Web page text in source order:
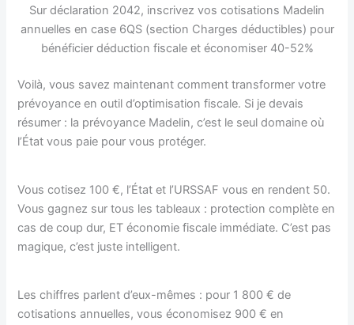
Sur déclaration 2042, inscrivez vos cotisations Madelin
annuelles en case 6QS (section Charges déductibles) pour
bénéficier déduction fiscale et économiser 40-52%
Voilà, vous savez maintenant comment transformer votre
prévoyance en outil d’optimisation fiscale. Si je devais
résumer : la prévoyance Madelin, c’est le seul domaine où
l’État vous paie pour vous protéger.
Vous cotisez 100 €, l’État et l’URSSAF vous en rendent 50.
Vous gagnez sur tous les tableaux : protection complète en
cas de coup dur, ET économie fiscale immédiate. C’est pas
magique, c’est juste intelligent.
Les chiffres parlent d’eux-mêmes : pour 1 800 € de
cotisations annuelles, vous économisez 900 € en